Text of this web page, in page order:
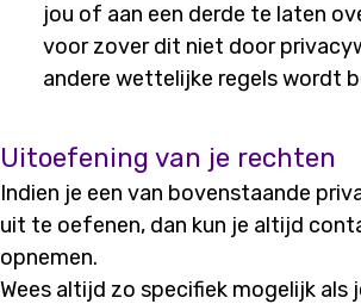
jou of aan een derde te laten
voor zover dit niet door
andere wettelijke regels wordt
Uitoefening van je rechten
Indien je een van bovenstaande
uit te oefenen, dan kun je altijd
opnemen.
Wees altijd zo specifiek mogelijk als